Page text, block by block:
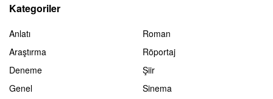
Kategoriler
Anlatı
Araştırma
Deneme
Genel
Roman
Röportaj
Şiir
Sinema